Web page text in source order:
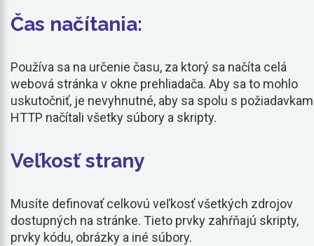
Čas načítania:
Používa sa na určenie času, za ktorý sa načíta celá
webová stránka v okne prehliadača. Aby sa to mohlo
uskutočniť, je nevyhnutné, aby sa spolu s
HTTP načítali všetky súbory a skripty.
Veľkosť strany
Musíte definovať celkovú veľkosť všetkých zdrojov
dostupných na stránke. Tieto prvky zahŕňajú skripty,
prvky kódu, obrázky a iné súbory.